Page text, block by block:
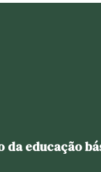
da educação